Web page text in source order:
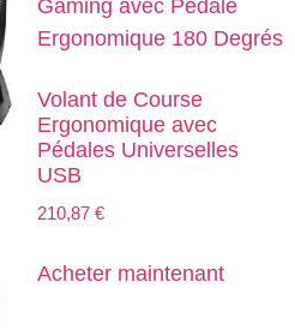
Volant de Course
Ergonomique avec
Pédales Universelles
USB
210,87 €
Acheter maintenant